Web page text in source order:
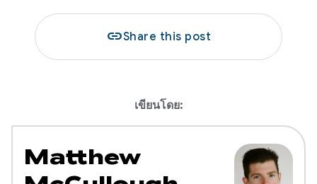
linkShare this post
เขียนโดย:
Matthew